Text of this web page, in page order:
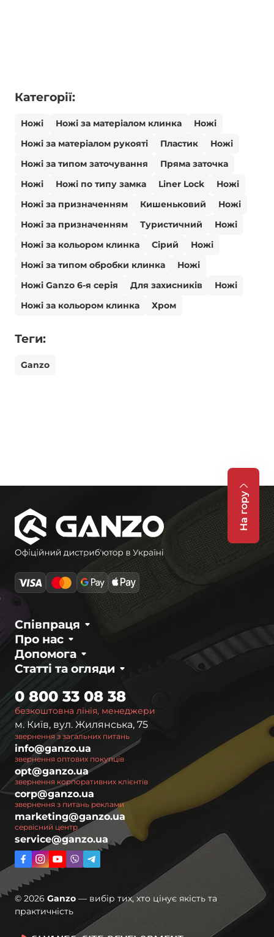
Категорії:
Ножі Ножі за матеріалом клинка
Ножі
Ножі за матеріалом рукояті
Пластик
Ножі
Ножі за типом заточування
Пряма заточка
Ножі
Ножі по типу замка Liner Lock
Ножі
Ножі за призначенням
Кишеньковий
Ножі
Ножі за призначенням
Туристичний
Ножі
Ножі за кольором клинка
Сірий
Ножі
Ножі за типом обробки клинка
Ножі
Ножі Ganzo 6-я серія
Для захисників
Ножі
Ножі за кольором клинка
Хром
Теги:
Ganzo
На гору
Про нас
Співпраця
Статті та огляди
Допомога
безкоштовна лінія, менеджери
0 800 33 08 38
м. Київ, вул. Жилянська, 75
звернення з загальних питань
info@ganzo.ua
звернення оптових покупців
opt@ganzo.ua
звернення корпоративних клієнтів
corp@ganzo.ua
звернення з питань реклами
marketing@ganzo.ua
сервісний центр
service@ganzo.ua
© 2026 Ganzo — вибір тих, хто цінує якість та
практичність